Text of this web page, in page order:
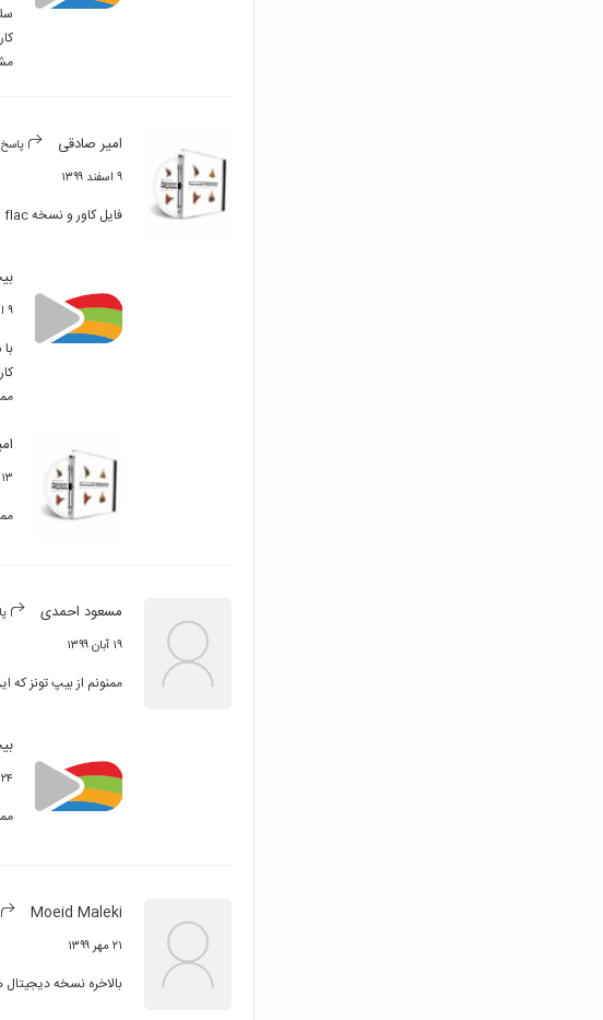
امیر صادقی پاسخ
۹ اسفند ۱۳۹۹
فایل کاور و نسخه flac رو هم‌ بزارین
۹ اسفند ۱۳۹۹
۱۳ اسفند ۱۳۹۹
مسعود احمدی
۱۹ آبان ۱۳۹۹
ممنونم از بیپ تونز که
۲۴ آبان ۱۳۹۹
Moeid Maleki
۲۱ مهر ۱۳۹۹
بالاخره نسخه